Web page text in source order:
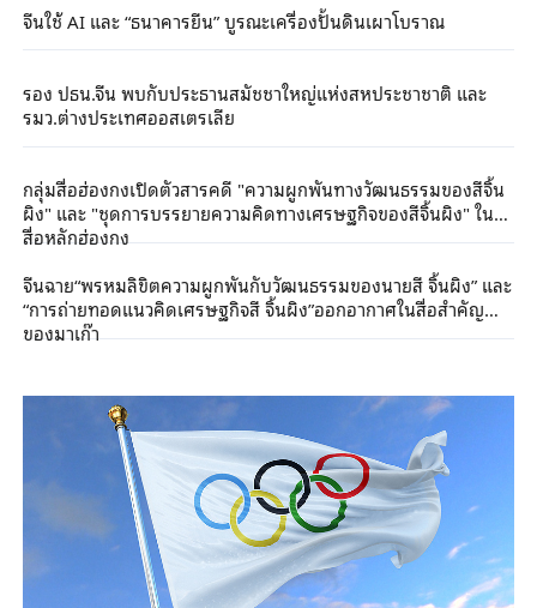
จีนใช้ AI และ “ธนาคารยีน” บูรณะเครื่องปั้นดินเผาโบราณ
รอง ปธน.จีน พบกับประธานสมัชชาใหญ่แห่งสหประชาชาติ และ
รมว.ต่างประเทศออสเตรเลีย
กลุ่มสื่อฮ่องกงเปิดตัวสารคดี "ความผูกพันทางวัฒนธรรมของสีจิ้น
ผิง" และ "ชุดการบรรยายความคิดทางเศรษฐกิจของสีจิ้นผิง" ใน
สื่อหลักฮ่องกง
จีนฉาย“พรหมลิขิตความผูกพันกับวัฒนธรรมของนายสี จิ้นผิง” และ
“การถ่ายทอดแนวคิดเศรษฐกิจสี จิ้นผิง”ออกอากาศในสื่อสำคัญ
ของมาเก๊า